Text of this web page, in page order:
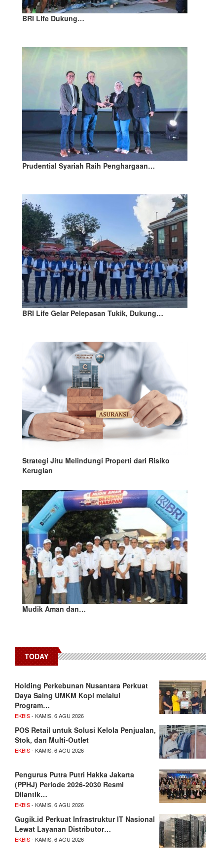
BRI Life Dukung…
Prudential Syariah Raih Penghargaan…
BRI Life Gelar Pelepasan Tukik, Dukung…
Strategi Jitu Melindungi Properti dari Risiko
Kerugian
Mudik Aman dan…
TODAY
Holding Perkebunan Nusantara Perkuat
Daya Saing UMKM Kopi melalui
Program…
EKBIS- KAMIS, 6 AGU 2026
POS Retail untuk Solusi Kelola Penjualan,
Stok, dan Multi-Outlet
EKBIS- KAMIS, 6 AGU 2026
Pengurus Putra Putri Hakka Jakarta
(PPHJ) Periode 2026-2030 Resmi
Dilantik…
EKBIS- KAMIS, 6 AGU 2026
Gugik.id Perkuat Infrastruktur IT Nasional
Lewat Layanan Distributor…
EKBIS- KAMIS, 6 AGU 2026